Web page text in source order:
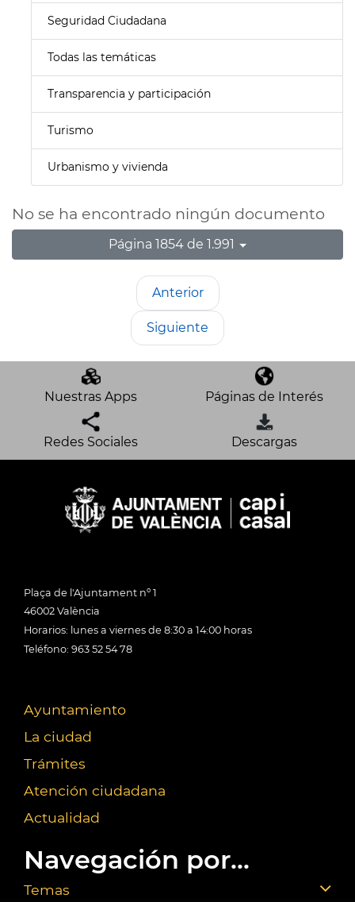
Seguridad Ciudadana
Todas las temáticas
Transparencia y participación
Turismo
Urbanismo y vivienda
No se ha encontrado ningún documento
Página 1854 de 1.991
Anterior
Siguiente
Nuestras Apps Páginas de Interés
Redes Sociales Descargas
Plaça de l'Ajuntament nº 1
46002 València
Horarios: lunes a viernes de 8:30 a 14:00 horas
Teléfono: 963 52 54 78
Ayuntamiento
La ciudad
Trámites
Atención ciudadana
Actualidad
Navegación por...
Temas